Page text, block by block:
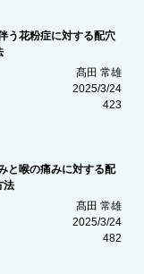
う花粉症に対する配穴
髙田 常雄
2025/3/24
423
と喉の痛みに対する配
法
髙田 常雄
2025/3/24
482